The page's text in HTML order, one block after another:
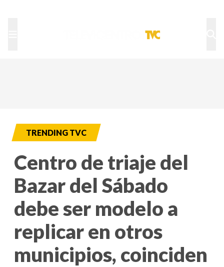
TRENDING TVC
Centro de triaje del
Bazar del Sábado
debe ser modelo a
replicar en otros
municipios, coinciden